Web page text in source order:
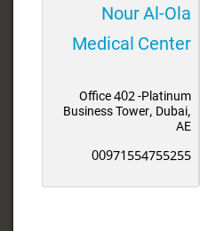
Nour Al-Ola
Medical Center
Office 402 -Platinum
Business Tower, Dubai,
AE
00971554755255